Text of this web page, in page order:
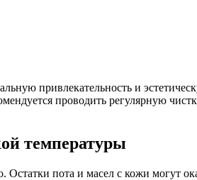
привлекательность и
проводить регулярную
температуры
пота и масел с кожи могут